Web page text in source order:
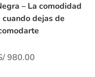
– La comodidad
dejas de
980.00
5 meses